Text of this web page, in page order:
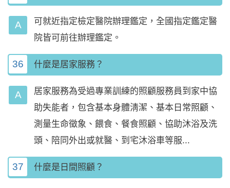
可就近指定檢定醫院辦理鑑定，全國指定鑑定醫
院皆可前往辦理鑑定。
36 什麼是居家服務？
居家服務為受過專業訓練的照顧服務員到家中協
助失能者，包含基本身體淸潔、基本日常照顧、
測量生命徵象、餵食、餐食照顧、協助沐浴及洗
頭、陪同外出或就醫、到宅沐浴車等服...
37 什麼是日間照顧？